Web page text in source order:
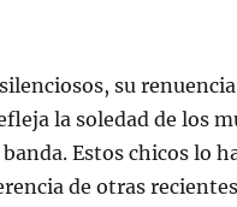
su
la soledad de los
Estos chicos lo
de otras recientes